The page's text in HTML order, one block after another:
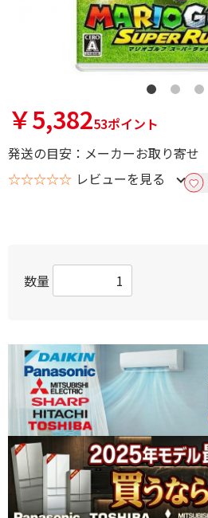
￥5,38253ポイント
発送の目安：メーカーお取り寄せ
☆☆☆☆☆ レビューを見る
数量